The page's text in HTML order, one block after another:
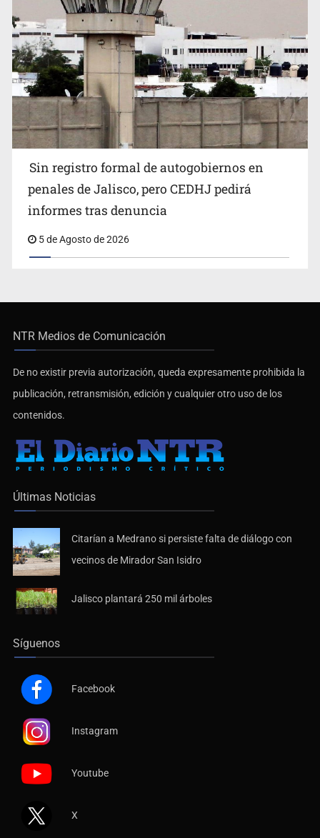
Sin registro formal de autogobiernos en
penales de Jalisco, pero CEDHJ pedirá
informes tras denuncia
5 de Agosto de 2026
NTR Medios de Comunicación
De no existir previa autorización, queda expresamente prohibida la
publicación, retransmisión, edición y cualquier otro uso de los
contenidos.
Últimas Noticias
Citarían a Medrano si persiste falta de diálogo con
vecinos de Mirador San Isidro
Jalisco plantará 250 mil árboles
Síguenos
Facebook
Instagram
Youtube
X